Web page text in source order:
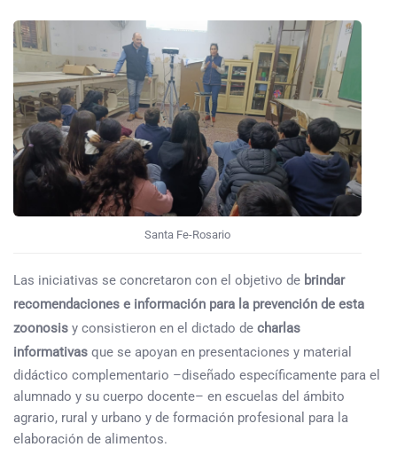
Santa Fe-Rosario
Las iniciativas se concretaron con el objetivo de brindar
recomendaciones e información para la prevención de esta
zoonosis y consistieron en el dictado de charlas
informativas que se apoyan en presentaciones y material
didáctico complementario –diseñado específicamente para el
alumnado y su cuerpo docente– en escuelas del ámbito
agrario, rural y urbano y de formación profesional para la
elaboración de alimentos.